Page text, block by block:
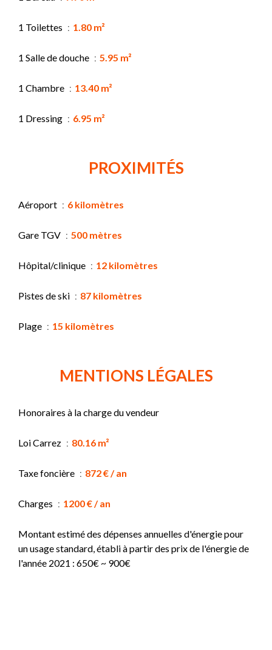
1 Toilettes 1.80 m²
1 Salle de douche 5.95 m²
1 Chambre 13.40 m²
1 Dressing 6.95 m²
PROXIMITÉS
Aéroport 6 kilomètres
Gare TGV 500 mètres
Hôpital/clinique 12 kilomètres
Pistes de ski 87 kilomètres
Plage 15 kilomètres
MENTIONS LÉGALES
Honoraires à la charge du vendeur
Loi Carrez 80.16 m²
Taxe foncière 872 € / an
Charges 1200 € / an
Montant estimé des dépenses annuelles d'énergie pour
un usage standard, établi à partir des prix de l'énergie de
l'année 2021 : 650€ ~ 900€